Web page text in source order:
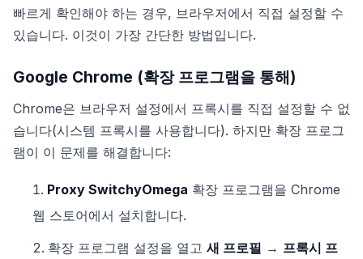
빠르게 확인해야 하는 경우, 브라우저에서 직접 설정할 수
있습니다. 이것이 가장 간단한 방법입니다.
Google Chrome (확장 프로그램을 통해)
Chrome은 브라우저 설정에서 프록시를 직접 설정할 수 없
습니다(시스템 프록시를 사용합니다). 하지만 확장 프로그
램이 이 문제를 해결합니다:
Proxy SwitchyOmega 확장 프로그램을 Chrome
웹 스토어에서 설치합니다.
확장 프로그램 설정을 열고 새 프로필 → 프록시 프